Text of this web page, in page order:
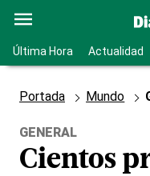
Última Hora Actualidad
Portada Mundo
GENERAL
Cientos